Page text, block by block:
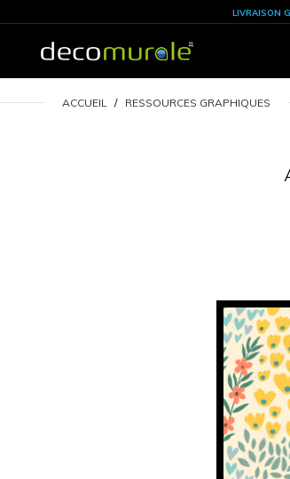
ACCUEIL RESSOURCES GRAPHIQUES